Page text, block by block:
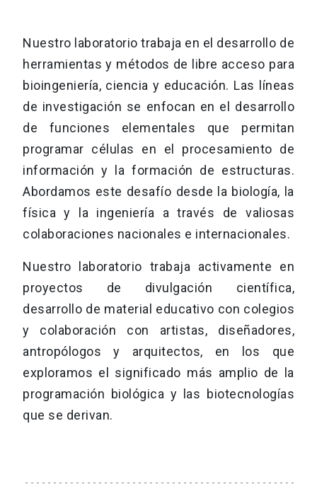
Nuestro laboratorio trabaja en el desarrollo de
herramientas y métodos de libre acceso para
bioingeniería, ciencia y educación. Las líneas
de investigación se enfocan en el desarrollo
de funciones elementales que permitan
programar células en el procesamiento de
información y la formación de estructuras.
Abordamos este desafío desde la biología, la
física y la ingeniería a través de valiosas
colaboraciones nacionales e internacionales.
Nuestro laboratorio trabaja activamente en
proyectos de divulgación científica,
desarrollo de material educativo con colegios
y colaboración con artistas, diseñadores,
antropólogos y arquitectos, en los que
exploramos el significado más amplio de la
programación biológica y las biotecnologías
que se derivan.